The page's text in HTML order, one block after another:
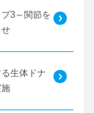
3～関節を
生体ドナ